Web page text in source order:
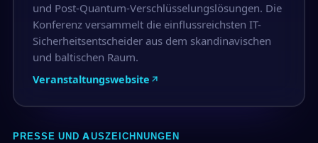
und Post-Quantum-Verschlüsselungslösungen. Die
Konferenz versammelt die einflussreichsten IT-
Sicherheitsentscheider aus dem skandinavischen
und baltischen Raum.
Veranstaltungswebsite
PRESSE UND AUSZEICHNUNGEN